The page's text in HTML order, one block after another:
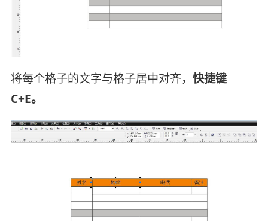
将每个格子的文字与格子居中对齐， 快捷键
C+E。